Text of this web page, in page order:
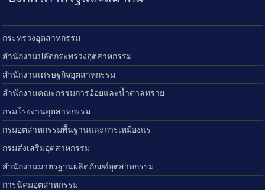
กระทรวงอุตสาหกรรม
สำนักงานปลัดกระทรวงอุตสาหกรรม
สำนักงานเศรษฐกิจอุตสาหกรรม
สำนักงานคณะกรรมการอ้อยและน้ำตาลทราย
กรมโรงงานอุตสาหกรรม
กรมอุตสาหกรรมพื้นฐานและการเหมืองแร่
กรมส่งเสริมอุตสาหกรรม
สำนักงานมาตรฐานผลิตภัณฑ์อุตสาหกรรม
การนิคมอุตสาหกรรม